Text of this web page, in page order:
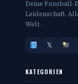
Deine Fussball-
Leidenschaft.
Welt.
𝕏
KATEGORIEN